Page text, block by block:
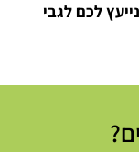
לכם לגבי